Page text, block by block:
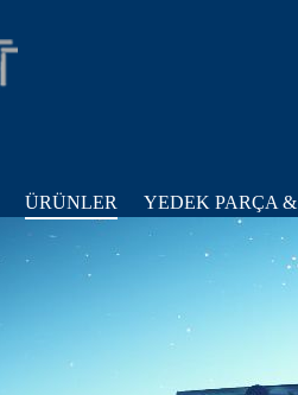
ÜRÜNLER YEDEK PARÇA &